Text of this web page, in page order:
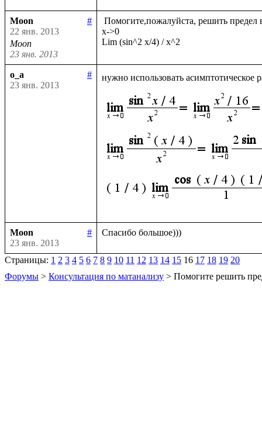
Moon
#
22 янв. 2013
Moon
23 янв. 2013
х->0
o_a
#
23 янв. 2013
нужно использовать асимптотическое
Moon
#
23 янв. 2013
Страницы: 1 2 3 4 5 6 7 8 9 10 11 12 13 14 15 16 17 18 19 20
Форумы > Консультация по матанализу > Помогите решить